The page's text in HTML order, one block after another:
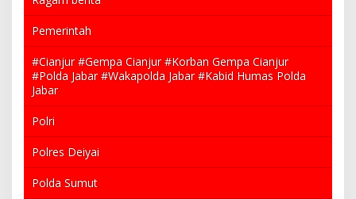
Pemerintah
#Cianjur #Gempa Cianjur #Korban Gempa Cianjur
#Polda Jabar #Wakapolda Jabar #Kabid Humas Polda
Jabar
Polri
Polres Deiyai
Polda Sumut